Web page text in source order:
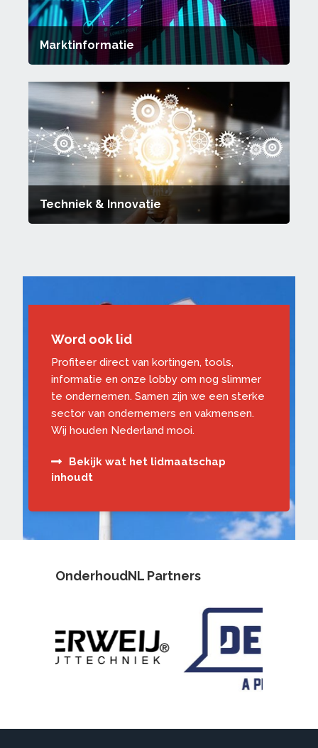
Marktinformatie
Techniek & Innovatie
Word ook lid
Profiteer direct van kortingen, tools,
informatie en onze lobby om nog slimmer
te ondernemen. Samen zijn we een sterke
sector van ondernemers en vakmensen.
Wij houden Nederland mooi.
Bekijk wat het lidmaatschap
inhoudt
OnderhoudNL Partners